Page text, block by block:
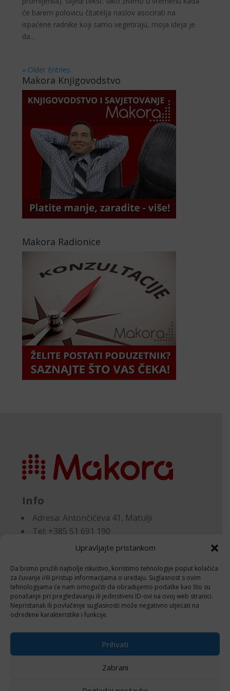
Upravljajte pristankom
Da bismo pružili najbolje iskustvo, koristimo tehnologije poput kolačića
za čuvanje i/ili pristup informacijama o uređaju. Suglasnost s ovim
tehnologijama će nam omogućiti da obrađujemo podatke kao što su
ponašanje pri pregledavanju ili jedinstveni ID-ovi na ovoj web stranici.
Nepristanak ili povlačenje suglasnosti može negativno utjecati na
određene karakteristike i funkcije.
Prihvati
Zabrani
će barem polovicu či­tatelja naslov asocirati na
ispaćene radnike koji samo vegetiraju, moja ideja je
da...
« Older Entries
Makora Knjigovodstvo
Makora Radionice
Info
Adresa:Antončićeva 41, Matulji
Tel: +385 51 691 190
Email:knjigovodstvo@makora.hr
Dokumenti
Pravila privatnosti
Politika kolačića (EU)